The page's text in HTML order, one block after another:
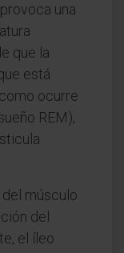
una
que la
está
ocurre
REM),
músculo
del
el íleo